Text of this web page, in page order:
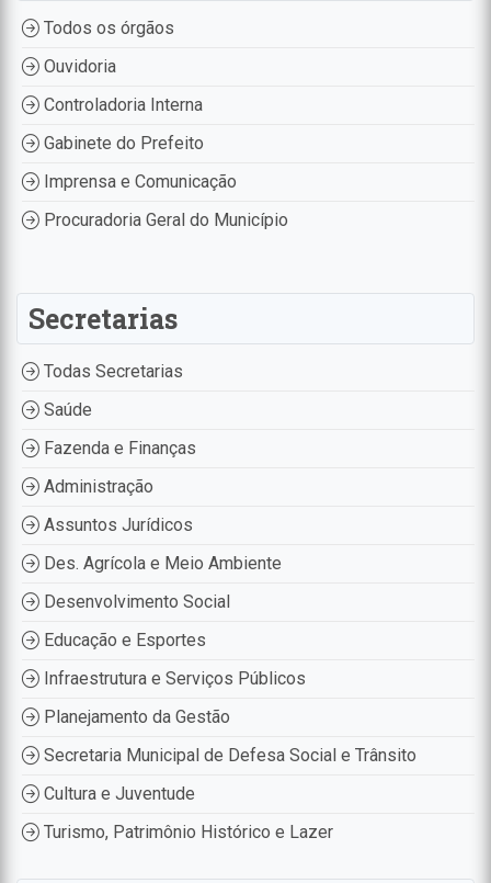
Todos os órgãos
Ouvidoria
Controladoria Interna
Gabinete do Prefeito
Imprensa e Comunicação
Procuradoria Geral do Município
Secretarias
Todas Secretarias
Saúde
Fazenda e Finanças
Administração
Assuntos Jurídicos
Des. Agrícola e Meio Ambiente
Desenvolvimento Social
Educação e Esportes
Infraestrutura e Serviços Públicos
Planejamento da Gestão
Secretaria Municipal de Defesa Social e Trânsito
Cultura e Juventude
Turismo, Patrimônio Histórico e Lazer